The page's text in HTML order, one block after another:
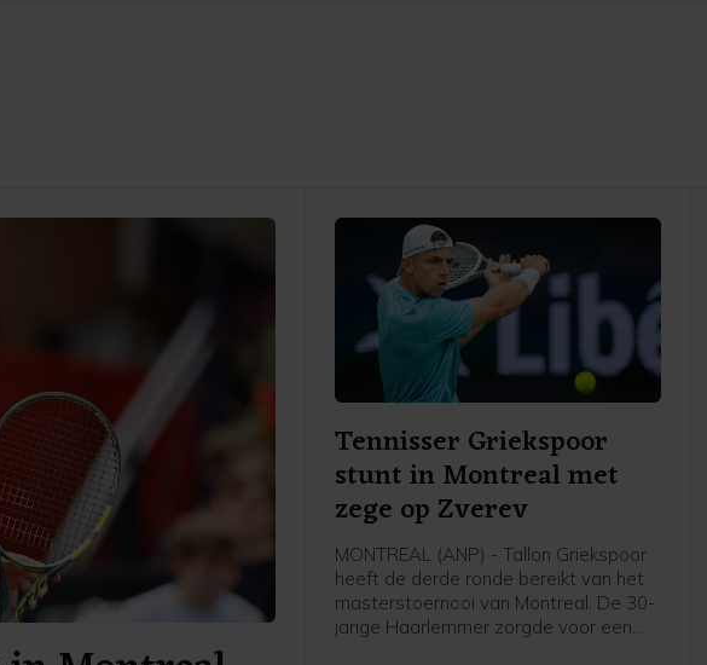
Tennisser Griekspoor
stunt in Montreal met
zege op Zverev
MONTREAL (ANP) - Tallon Griekspoor
heeft de derde ronde bereikt van het
masterstoernooi van Montreal. De 30-
jarige Haarlemmer zorgde voor een